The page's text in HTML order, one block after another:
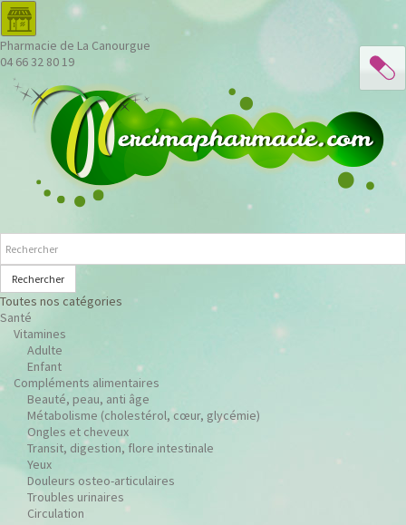
Pharmacie de La Canourgue
04 66 32 80 19
Rechercher
Toutes nos catégories
Santé
Vitamines
Adulte
Enfant
Compléments alimentaires
Beauté, peau, anti âge
Métabolisme (cholestérol, cœur, glycémie)
Ongles et cheveux
Transit, digestion, flore intestinale
Yeux
Douleurs osteo-articulaires
Troubles urinaires
Circulation